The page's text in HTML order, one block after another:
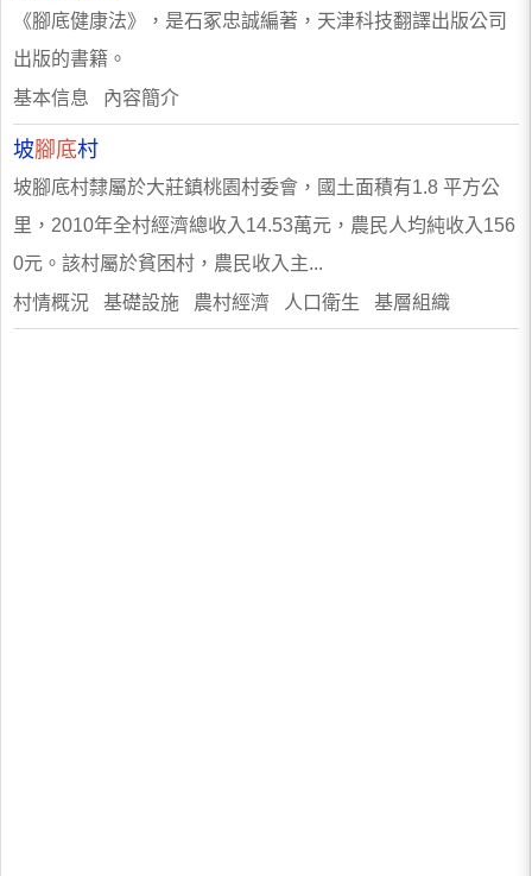
《腳底健康法》，是石冢忠誠編著，天津科技翻譯出版公司
出版的書籍。
基本信息 內容簡介
坡腳底村
坡腳底村隸屬於大莊鎮桃園村委會，國土面積有1.8 平方公
里，2010年全村經濟總收入14.53萬元，農民人均純收入156
0元。該村屬於貧困村，農民收入主...
村情概況 基礎設施 農村經濟 人口衛生 基層組織